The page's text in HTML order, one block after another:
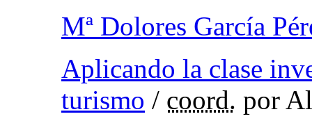
Mª Dolores García
Aplicando la clase
turismo / coord. por